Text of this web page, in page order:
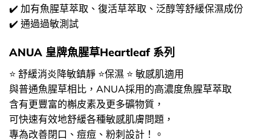
✔️ 加有魚腥草萃取、復活草萃取、泛醇等舒緩保濕成份
✔️ 通過過敏測試
ANUA 皇牌魚腥草Heartleaf 系列
⭐ 舒緩消炎降敏鎮靜 ⭐保濕 ⭐ 敏感肌適用
與普通魚腥草相比，ANUA採用的高濃度魚腥草萃取
含有更豐富的槲皮素及更多礦物質，
可快速有效地舒緩各種敏感肌膚問題，
專為改善閉口、痘痘、粉刺設計！。